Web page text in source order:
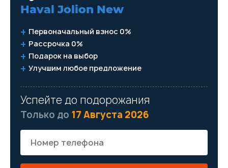
Haval Jolion New
Первоначальный взнос 0%
Рассрочка 0%
Подарок на выбор
Улучшим любое предложение
Успейте до подорожания
Только до 17 Августа 2026